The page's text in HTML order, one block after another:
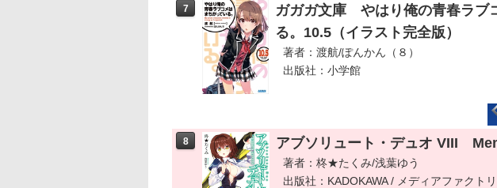
7
ガガガ文庫 やはり俺の青春ラブ
る。10.5（イラスト完全版）
著者：渡航/ぽんかん（８）
出版社：小学館
8 アブソリュート・デュオ VIII
著者：柊★たくみ/浅葉ゆう
出版社：KADOKAWA / メディアファクト